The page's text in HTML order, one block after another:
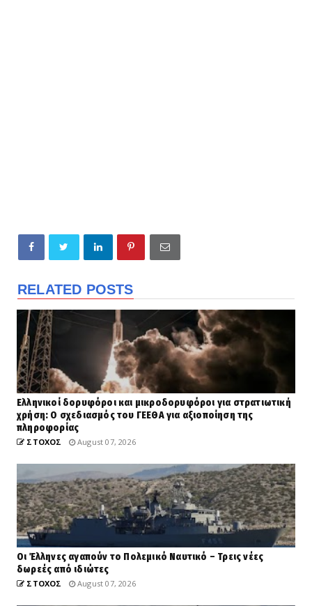
RELATED POSTS
Ελληνικοί δορυφόροι και μικροδορυφόροι για στρατιωτική
χρήση: Ο σχεδιασμός του ΓΕΕΘΑ για αξιοποίηση της
πληροφορίας
ΣΤΟΧΟΣ August 07, 2026
Οι Έλληνες αγαπούν το Πολεμικό Ναυτικό – Τρεις νέες
δωρεές από ιδιώτες
ΣΤΟΧΟΣ August 07, 2026